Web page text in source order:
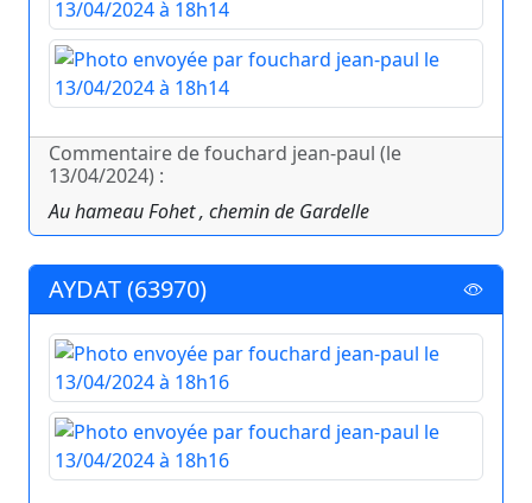
Commentaire de fouchard jean-paul (le
13/04/2024) :
Au hameau Fohet , chemin de Gardelle
AYDAT (63970)